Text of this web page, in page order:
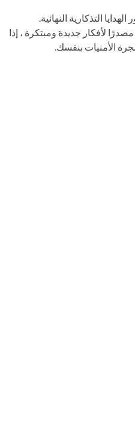
التذكارية النهائية.
لأفكار جديدة ومبتكرة ، إذا
الأمنيات بنفسك.